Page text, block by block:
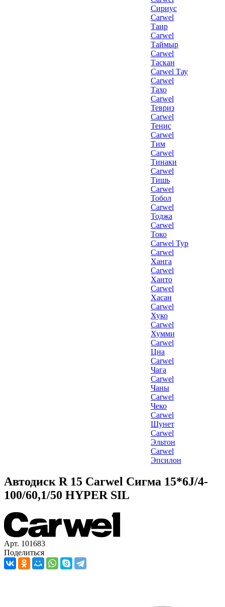
Сириус
Carwel
Таир
Carwel
Таймыр
Carwel
Таскан
Carwel Тау
Carwel
Тахо
Carwel
Тевриз
Carwel
Тенис
Carwel
Тим
Carwel
Тинаки
Carwel
Тишь
Carwel
Тобол
Carwel
Тоджа
Carwel
Токо
Carwel Тур
Carwel
Ханга
Carwel
Ханто
Carwel
Хасан
Carwel
Хуко
Carwel
Хумми
Carwel
Цна
Carwel
Чага
Carwel
Чаны
Carwel
Чеко
Carwel
Шунет
Carwel
Эльтон
Carwel
Эпсилон
Автодиск R 15 Carwel Сигма 15*6J/4-
100/60,1/50 HYPER SIL
Арт. 101683
Поделиться